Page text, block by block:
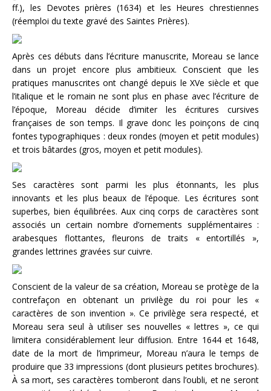
ff.), les Devotes prières (1634) et les Heures chrestiennes
(réemploi du texte gravé des Saintes Prières).
Après ces débuts dans l’écriture manuscrite, Moreau se lance
dans un projet encore plus ambitieux. Conscient que les
pratiques manuscrites ont changé depuis le XVe siècle et que
l’italique et le romain ne sont plus en phase avec l’écriture de
l’époque, Moreau décide d’imiter les écritures cursives
françaises de son temps. Il grave donc les poinçons de cinq
fontes typographiques : deux rondes (moyen et petit modules)
et trois bâtardes (gros, moyen et petit modules).
Ses caractères sont parmi les plus étonnants, les plus
innovants et les plus beaux de l’époque. Les écritures sont
superbes, bien équilibrées. Aux cinq corps de caractères sont
associés un certain nombre d’ornements supplémentaires :
arabesques flottantes, fleurons de traits « entortillés »,
grandes lettrines gravées sur cuivre.
Conscient de la valeur de sa création, Moreau se protège de la
contrefaçon en obtenant un privilège du roi pour les «
caractères de son invention ». Ce privilège sera respecté, et
Moreau sera seul à utiliser ses nouvelles « lettres », ce qui
limitera considérablement leur diffusion. Entre 1644 et 1648,
date de la mort de l’imprimeur, Moreau n’aura le temps de
produire que 33 impressions (dont plusieurs petites brochures).
À sa mort, ses caractères tomberont dans l’oubli, et ne seront